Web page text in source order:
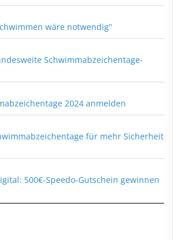
wäre notwendig"
Schwimmabzeichentage-
2024 anmelden
für mehr Sicherheit
500€-Speedo-Gutschein gewinnen